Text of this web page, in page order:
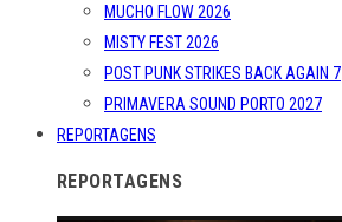
MUCHO FLOW 2026
MISTY FEST 2026
POST PUNK STRIKES BACK AGAIN 7
PRIMAVERA SOUND PORTO 2027
REPORTAGENS
REPORTAGENS